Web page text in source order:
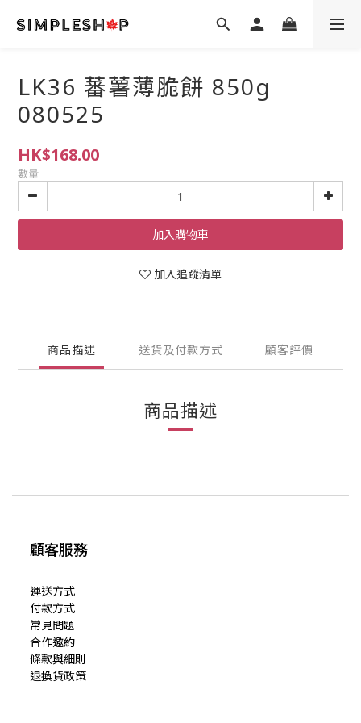
LK36 蕃薯薄脆餅 850g
080525
HK$168.00
數量
加入購物車
加入追蹤清單
商品描述 送貨及付款方式 顧客評價
商品描述
顧客服務
運送方式
付款方式
常見問題
合作邀約
條款與細則
退換貨政策